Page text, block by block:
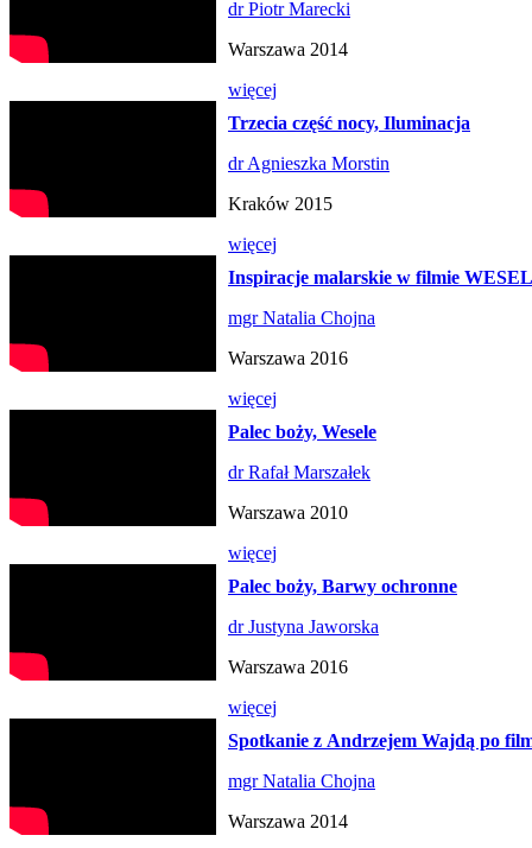
dr Piotr Marecki
Warszawa 2014
więcej
Trzecia część nocy, Iluminacja
dr Agnieszka Morstin
Kraków 2015
więcej
Inspiracje malarskie w filmie
mgr Natalia Chojna
Warszawa 2016
więcej
Palec boży, Wesele
dr Rafał Marszałek
Warszawa 2010
więcej
Palec boży, Barwy ochronne
dr Justyna Jaworska
Warszawa 2016
więcej
Spotkanie z Andrzejem Wajdą po
mgr Natalia Chojna
Warszawa 2014